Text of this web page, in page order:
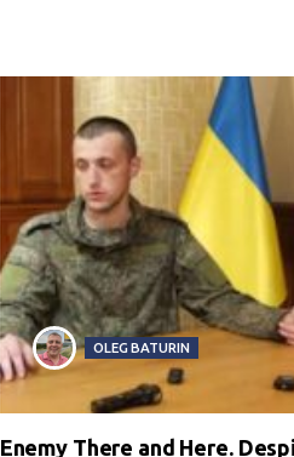
OLEG BATURIN
Enemy There and Here.